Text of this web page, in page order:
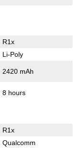
R1x
Li-Poly
2420 mAh
8 hours
R1x
Qualcomm